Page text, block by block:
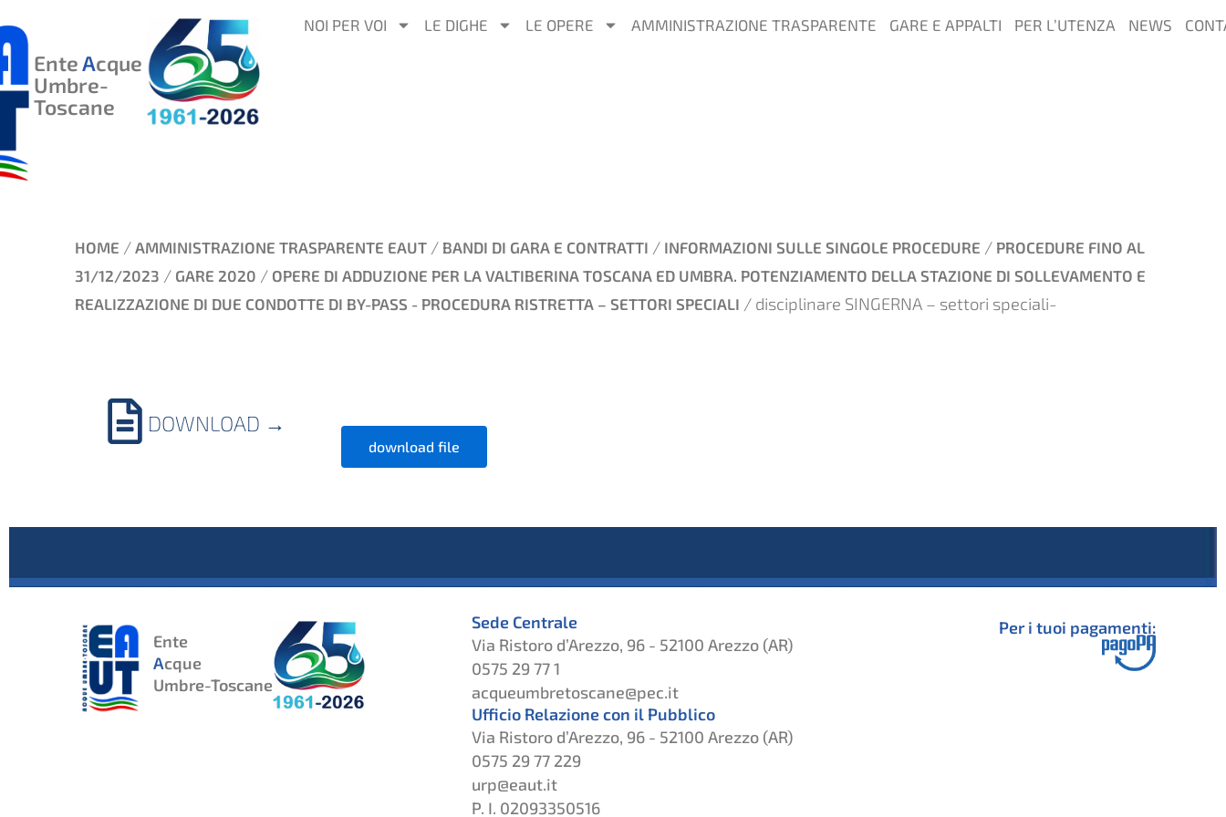
AL
CONTENUTO
EnteAcque
Umbre-
Toscane
NOI PER VOI LE DIGHE LE OPERE AMMINISTRAZIONE TRASPARENTE GARE E APPALTI PER L’UTENZA NEWS
HOME / AMMINISTRAZIONE TRASPARENTE EAUT / BANDI DI GARA E CONTRATTI / INFORMAZIONI SULLE SINGOLE PROCEDURE / PROCEDURE FINO AL
31/12/2023 / GARE 2020 / OPERE DI ADDUZIONE PER LA VALTIBERINA TOSCANA ED UMBRA. POTENZIAMENTO DELLA STAZIONE DI SOLLEVAMENTO E
REALIZZAZIONE DI DUE CONDOTTE DI BY-PASS - PROCEDURA RISTRETTA – SETTORI SPECIALI / disciplinare SINGERNA – settori speciali-
DOWNLOAD →
download file
Ente
Acque
Umbre-Toscane
Sede Centrale
Via Ristoro d’Arezzo, 96 - 52100 Arezzo (AR)
0575 29 77 1
acqueumbretoscane@pec.it
Ufficio Relazione con il Pubblico
Via Ristoro d’Arezzo, 96 - 52100 Arezzo (AR)
0575 29 77 229
urp@eaut.it
P. I. 02093350516
Per i tuoi pagamenti: